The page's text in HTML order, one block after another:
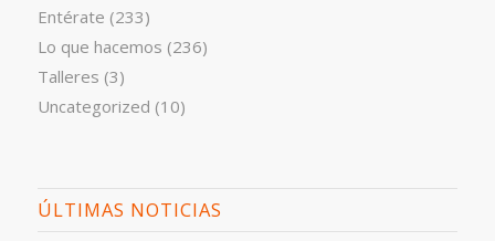
Entérate (233)
Lo que hacemos (236)
Talleres (3)
Uncategorized (10)
ÚLTIMAS NOTICIAS